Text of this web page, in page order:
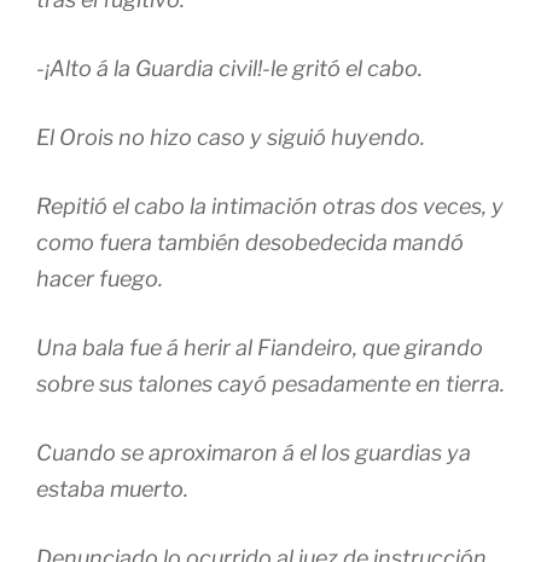
-¡Alto á la Guardia civil!-le gritó el cabo.
El Orois no hizo caso y siguió huyendo.
Repitió el cabo la intimación otras dos veces, y
como fuera también desobedecida mandó
hacer fuego.
Una bala fue á herir al Fiandeiro, que girando
sobre sus talones cayó pesadamente en tierra.
Cuando se aproximaron á el los guardias ya
estaba muerto.